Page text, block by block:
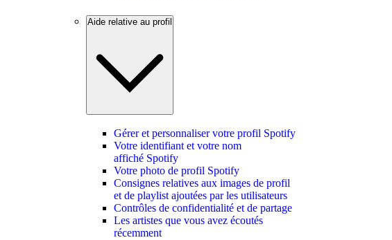
Aide relative au profil
Gérer et personnaliser votre profil Spotify
Votre identifiant et votre nom
affiché Spotify
Votre photo de profil Spotify
Consignes relatives aux images de profil
et de playlist ajoutées par les utilisateurs
Contrôles de confidentialité et de partage
Les artistes que vous avez écoutés
récemment